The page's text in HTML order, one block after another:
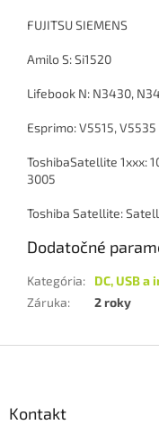
FUJITSU SIEMENS
Amilo S: Si1520
Lifebook N: N3430,
Esprimo: V5515, V5535
ToshibaSatellite 1xxx:
3005
Toshiba Satellite:
Dodatočné
Kategória:
DC, USB
Záruka: 2 roky
Kontakt